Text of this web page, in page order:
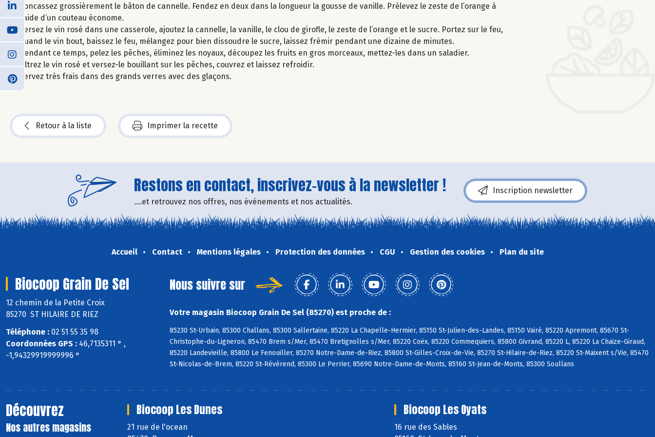
Concassez grossièrement le bâton de cannelle. Fendez en deux dans la longueur la gousse de vanille. Prélevez le zeste de l’orange à
l’aide d’un couteau économe.
Versez le vin rosé dans une casserole, ajoutez la cannelle, la vanille, le clou de girofle, le zeste de l’orange et le sucre. Portez sur le feu,
quand le vin bout, baissez le feu, mélangez pour bien dissoudre le sucre, laissez frémir pendant une dizaine de minutes.
Pendant ce temps, pelez les pêches, éliminez les noyaux, découpez les fruits en gros morceaux, mettez-les dans un saladier.
Filtrez le vin rosé et versez-le bouillant sur les pêches, couvrez et laissez refroidir.
Servez très frais dans des grands verres avec des glaçons.
Retour à la liste Imprimer la recette
Restons en contact, inscrivez-vous à la newsletter !
....et retrouvez nos offres, nos événements et nos actualités.
Inscription newsletter
Accueil Contact Mentions légales Protection des données CGU Gestion des cookies Plan du site
Biocoop Grain De Sel
12 chemin de la Petite Croix
85270 ST HILAIRE DE RIEZ
Téléphone : 02 51 55 35 98
Coordonnées GPS : 46,7135311 ° ,
-1,94329919999996 °
Nous suivre sur
Votre magasin Biocoop Grain De Sel (85270) est proche de :
85230 St-Urbain, 85300 Challans, 85300 Sallertaine, 85220 La Chapelle-Hermier, 85150 St-Julien-des-Landes, 85150 Vairé, 85220 Apremont, 85670 St-
Christophe-du-Ligneron, 85470 Brem s/Mer, 85470 Bretignolles s/Mer, 85220 Coëx, 85220 Commequiers, 85800 Givrand, 85220 L, 85220 La Chaize-Giraud,
85220 Landevieille, 85800 Le Fenouiller, 85270 Notre-Dame-de-Riez, 85800 St-Gilles-Croix-de-Vie, 85270 St-Hilaire-de-Riez, 85220 St-Maixent s/Vie, 85470
St-Nicolas-de-Brem, 85220 St-Révérend, 85300 Le Perrier, 85690 Notre-Dame-de-Monts, 85160 St-Jean-de-Monts, 85300 Soullans
Découvrez
Nos autres magasins
Biocoop Les Dunes
21 rue de l'ocean
Biocoop Les Oyats
16 rue des Sables